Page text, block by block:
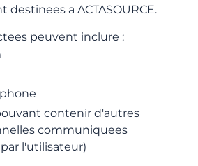
a ACTASOURCE.
peuvent inclure :
contenir d'autres
communiquees
l'utilisateur)